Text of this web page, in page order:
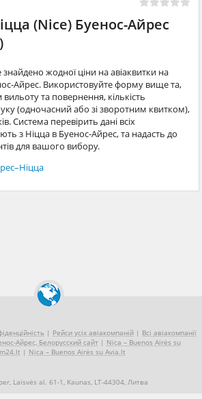
(Nice) Буенос-Айрес
жодної ціни на авіаквитки на
Айрес. Використовуйте форму вище та,
та повернення, кількість
(одночасний або зі зворотним квитком),
Система перевірить дані всіх
з Ніцца в Буенос-Айрес, та надасть до
для вашого вибору.
| Рейси усіх авіакомпаній | Всі авіакомпанії
Айрес, Белорусский сайт| Nica – Buenos Airės su
| Nica – Buenos Airės su Avia.lt
Laisvės al. 61-1, Kaunas, LT-44304, Литва